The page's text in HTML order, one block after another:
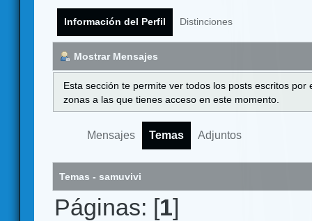
Información del Perfil Distinciones
Mostrar Mensajes
Esta sección te permite ver todos los posts escritos
zonas a las que tienes acceso en este momento.
Mensajes Temas Adjuntos
Temas - samuvivi
Páginas: [1]